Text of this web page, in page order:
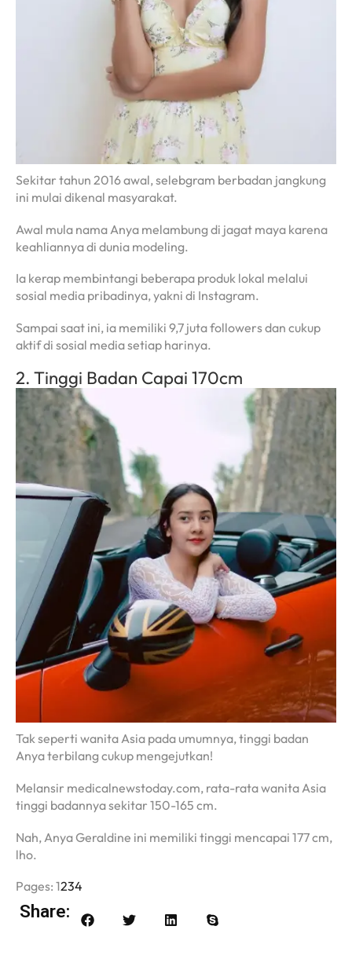
Sekitar tahun 2016 awal, selebgram berbadan jangkung
ini mulai dikenal masyarakat.
Awal mula nama Anya melambung di jagat maya karena
keahliannya di dunia modeling.
Ia kerap membintangi beberapa produk lokal melalui
sosial media pribadinya, yakni di Instagram.
Sampai saat ini, ia memiliki 9,7 juta followers dan cukup
aktif di sosial media setiap harinya.
2. Tinggi Badan Capai 170cm
Tak seperti wanita Asia pada umumnya, tinggi badan
Anya terbilang cukup mengejutkan!
Melansir medicalnewstoday.com, rata-rata wanita Asia
tinggi badannya sekitar 150-165 cm.
Nah, Anya Geraldine ini memiliki tinggi mencapai 177 cm,
lho.
Pages: 1234
Share: